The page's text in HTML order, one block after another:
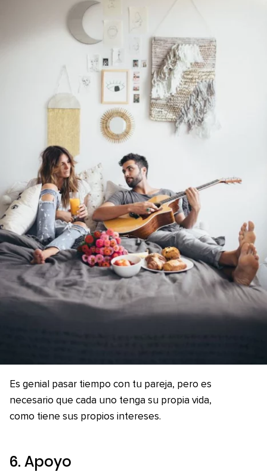
Es genial pasar tiempo con tu pareja, pero es
necesario que cada uno tenga su propia vida,
como tiene sus propios intereses.
6. Apoyo